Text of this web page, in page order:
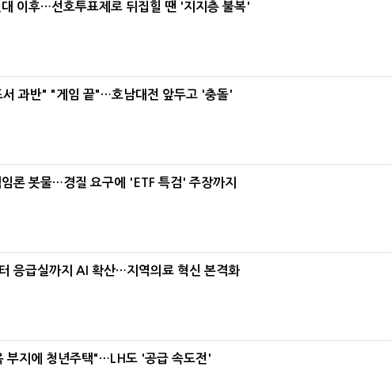
이후…선호투표제로 뒤집힐 땐 '지지층 불복'
서 과반" "게임 끝"…호남대전 앞두고 '충돌'
임론 봇물…경질 요구에 'ETF 특검' 주장까지
응급실까지 AI 확산…지역의료 혁신 본격화
부지에 청년주택"…LH도 '공급 속도전'